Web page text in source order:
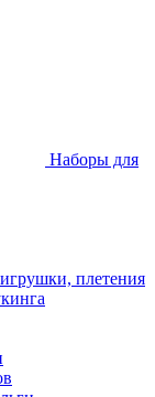
Наборы для
плетения